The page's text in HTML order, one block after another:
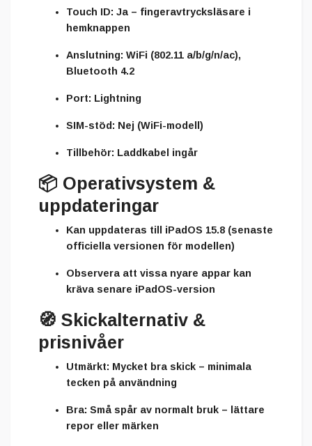
Touch ID: Ja – fingeravtrycksläsare i
hemknappen
Anslutning: WiFi (802.11 a/b/g/n/ac),
Bluetooth 4.2
Port: Lightning
SIM-stöd: Nej (WiFi-modell)
Tillbehör: Laddkabel ingår
📦 Operativsystem &
uppdateringar
Kan uppdateras till iPadOS 15.8 (senaste
officiella versionen för modellen)
Observera att vissa nyare appar kan
kräva senare iPadOS-version
🧭 Skickalternativ &
prisnivåer
Utmärkt: Mycket bra skick – minimala
tecken på användning
Bra: Små spår av normalt bruk – lättare
repor eller märken